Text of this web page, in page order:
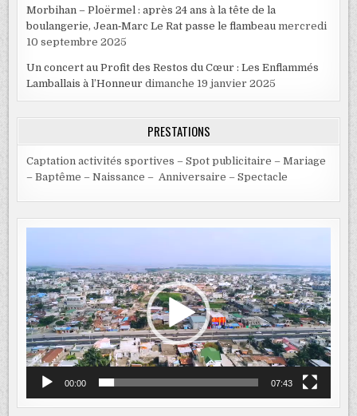
Morbihan – Ploërmel : après 24 ans à la tête de la
boulangerie, Jean‑Marc Le Rat passe le flambeau mercredi
10 septembre 2025
Un concert au Profit des Restos du Cœur : Les Enflammés
Lamballais à l’Honneur dimanche 19 janvier 2025
PRESTATIONS
Captation activités sportives – Spot publicitaire – Mariage
– Baptême – Naissance – Anniversaire – Spectacle
00:00 07:43